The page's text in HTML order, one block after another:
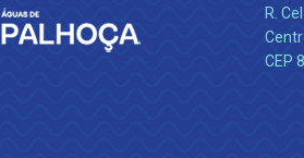
R.
CEP